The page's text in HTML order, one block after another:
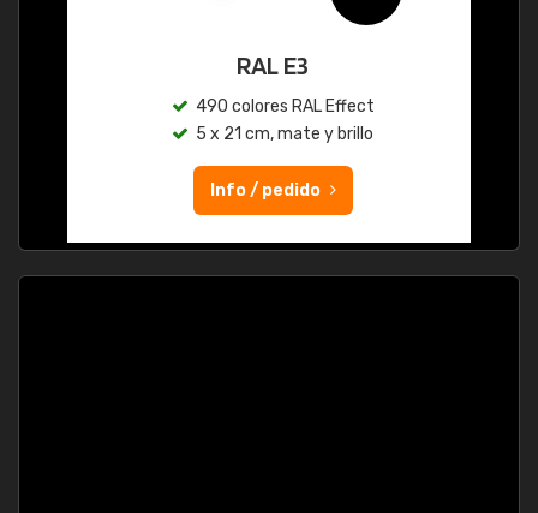
RAL E3
490 colores RAL Effect
5 x 21 cm, mate y brillo
Info / pedido